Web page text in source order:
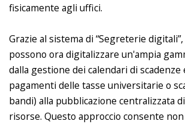
fisicamente agli uffici.
Grazie al sistema di “Segreterie
possono ora digitalizzare un'ampia
dalla gestione dei calendari di scadenze
pagamenti delle tasse universitarie o
bandi) alla pubblicazione centralizzata
risorse. Questo approccio consente